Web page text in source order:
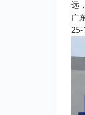
远
广
25-